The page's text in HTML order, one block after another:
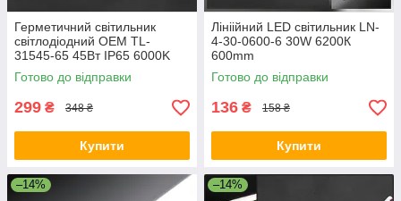
Герметичний світильник
світлодіодний OEM TL-
31545-65 45Вт IP65 6000K
Готово до відправки
299 ₴ 348 ₴
Купити
Лініійний LED світильник LN-
4-30-0600-6 30W 6200К
600mm
Готово до відправки
136 ₴ 158 ₴
Купити
–14% –14%